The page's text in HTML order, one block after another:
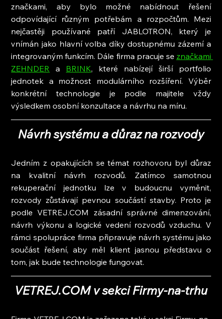
značkami, aby bylo možné nabídnout řešení
odpovídající různým potřebám a rozpočtům. Mezi
nejčastěji používané patří JABLOTRON, který je
vnímán jako hlavní volba díky dostupnému zázemí a
integrovaným funkcím. Dále firma pracuje se značkami
ZEHNDER a BRINK, které nabízejí širší portfolio
jednotek a možnost modulárního rozšíření. Výběr
konkrétní technologie je podle majitele vždy
výsledkem osobní konzultace a návrhu na míru.
Návrh systému a důraz na rozvody
Jedním z opakujících se témat rozhovoru byl důraz
na kvalitní návrh rozvodů. Zatímco samotnou
rekuperační jednotku lze v budoucnu vyměnit,
rozvody zůstávají pevnou součástí stavby. Proto je
podle VETREJ.COM zásadní správné dimenzování,
návrh výkonu a logické vedení rozvodů vzduchu. V
rámci spolupráce firma připravuje návrh systému jako
součást řešení, aby měl klient jasnou představu o
tom, jak bude technologie fungovat.
VETREJ.COM v sekci Firmy-na-trhu